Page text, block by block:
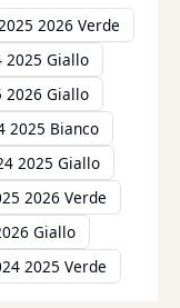
2026 Verde
2025 Giallo
2026 Giallo
2025 Bianco
2025 Giallo
2026 Verde
Giallo
2025 Verde